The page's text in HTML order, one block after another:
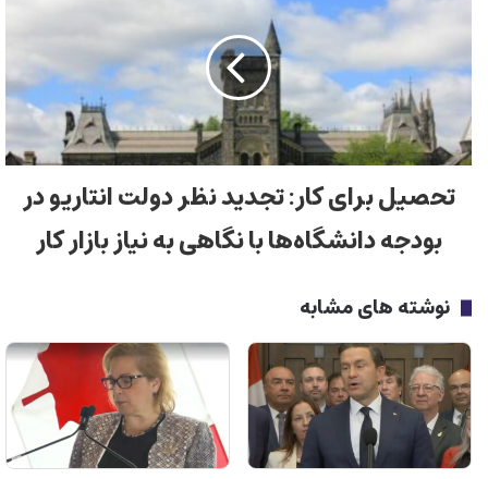
تحصیل برای کار: تجدید نظر دولت انتاریو در
بودجه دانشگاه‌ها با نگاهی به نیاز بازار کار
نوشته های مشابه